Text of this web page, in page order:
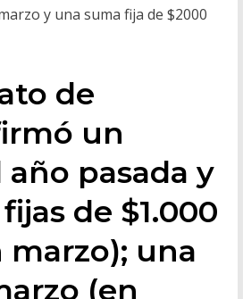
y una suma fija de $2000
de
un
pasada y
de $1.000
marzo); una
(en